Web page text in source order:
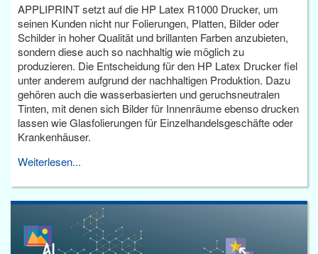
APPLIPRINT setzt auf die HP Latex R1000 Drucker, um
seinen Kunden nicht nur Folierungen, Platten, Bilder oder
Schilder in hoher Qualität und brillanten Farben anzubieten,
sondern diese auch so nachhaltig wie möglich zu
produzieren. Die Entscheidung für den HP Latex Drucker fiel
unter anderem aufgrund der nachhaltigen Produktion. Dazu
gehören auch die wasserbasierten und geruchsneutralen
Tinten, mit denen sich Bilder für Innenräume ebenso drucken
lassen wie Glasfolierungen für Einzelhandelsgeschäfte oder
Krankenhäuser.
Weiterlesen...